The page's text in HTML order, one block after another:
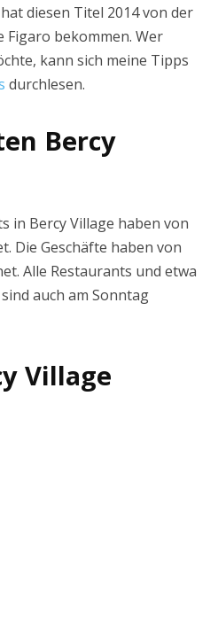
diesen Titel 2014 von der
bekommen. Wer
kann sich meine Tipps
durchlesen.
Bercy
in Bercy Village haben von
Die Geschäfte haben von
Alle Restaurants und etwa
auch am Sonntag
Village